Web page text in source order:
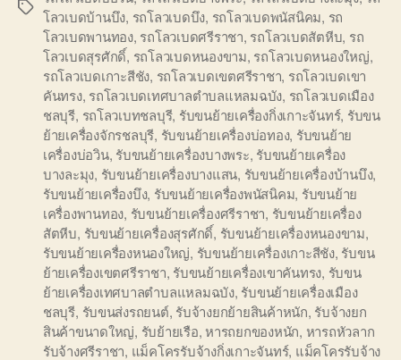
Tagsโลวเบดบ้านบึง, รถโลวเบดบึง, รถโลวเบดพนัสนิคม, รถ
โลวเบดพานทอง, รถโลวเบดศรีราชา, รถโลวเบดสัตหีบ, รถ
โลวเบดสุรศักดิ์, รถโลวเบดหนองขาม, รถโลวเบดหนองใหญ่,
รถโลวเบดเกาะสีชัง, รถโลวเบดเขตศรีราชา, รถโลวเบดเขา
คันทรง, รถโลวเบดเทศบาลตำบลแหลมฉบัง, รถโลวเบดเมือง
ชลบุรี, รถโลวเบทชลบุรี, รับขนย้ายเครื่องกิ่งเกาะจันทร์, รับขน
ย้ายเครื่องจักรชลบุรี, รับขนย้ายเครื่องบ่อทอง, รับขนย้าย
เครื่องบ่อวิน, รับขนย้ายเครื่องบางพระ, รับขนย้ายเครื่อง
บางละมุง, รับขนย้ายเครื่องบางแสน, รับขนย้ายเครื่องบ้านบึง,
รับขนย้ายเครื่องบึง, รับขนย้ายเครื่องพนัสนิคม, รับขนย้าย
เครื่องพานทอง, รับขนย้ายเครื่องศรีราชา, รับขนย้ายเครื่อง
สัตหีบ, รับขนย้ายเครื่องสุรศักดิ์, รับขนย้ายเครื่องหนองขาม,
รับขนย้ายเครื่องหนองใหญ่, รับขนย้ายเครื่องเกาะสีชัง, รับขน
ย้ายเครื่องเขตศรีราชา, รับขนย้ายเครื่องเขาคันทรง, รับขน
ย้ายเครื่องเทศบาลตำบลแหลมฉบัง, รับขนย้ายเครื่องเมือง
ชลบุรี, รับขนส่งรถยนต์, รับจ้างยกย้ายสินค้าหนัก, รับจ้างยก
สินค้าขนาดใหญ่, รับย้ายเรือ,หารถยกของหนัก, หารถหัวลาก
รับจ้างศรีราชา, แม็คโครรับจ้างกิ่งเกาะจันทร์, แม็คโครรับจ้าง